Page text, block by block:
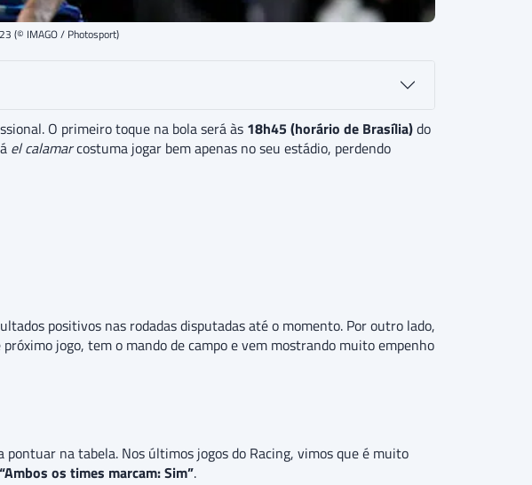
(© IMAGO / Photosport)
O primeiro toque na bola será às 18h45 (horário de Brasília)do
el calamarcostuma jogar bem apenas no seu estádio, perdendo
positivos nas rodadas disputadas até o momento. Por outro lado,
jogo, tem o mando de campo e vem mostrando muito empenho
na tabela. Nos últimos jogos do Racing, vimos que é muito
“Ambos os times marcam: Sim”.